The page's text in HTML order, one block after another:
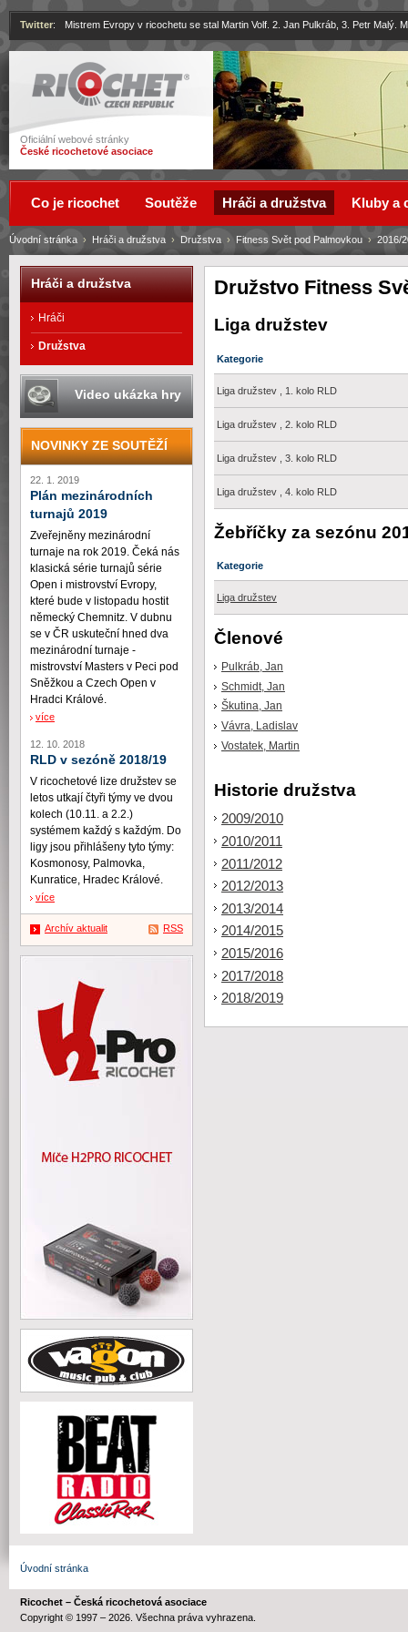
Ricochet
Oficiální webové stránky
České ricochetové asociace
Twitter: Mistrem Evropy v ricochetu se stal Martin Volf. 2. Jan Pulkráb, 3. Petr Malý.
Družstvo Fitness
Liga družstev
Kategorie
Liga družstev , 1. kolo RLD
Liga družstev , 2. kolo RLD
Liga družstev , 3. kolo RLD
Liga družstev , 4. kolo RLD
Žebříčky za sezónu
Kategorie
Liga družstev
Členové
Pulkráb, Jan
Schmidt, Jan
Škutina, Jan
Vávra, Ladislav
Vostatek, Martin
Historie družstva
2009/2010
2010/2011
2011/2012
2012/2013
2013/2014
2014/2015
2015/2016
2017/2018
2018/2019
Úvodní stránka › Hráči a družstva › Družstva › Fitness Svět pod Palmovkou › 2016/
Co je ricochet Soutěže Hráči a družstva Kluby a
Hráči a družstva
Hráči
Družstva
Video ukázka hry
NOVINKY ZE SOUTĚŽÍ
22. 1. 2019
Plán mezinárodních
turnajů 2019
Zveřejněny mezinárodní
turnaje na rok 2019. Čeká nás
klasická série turnajů série
Open i mistrovství Evropy,
které bude v listopadu hostit
německý Chemnitz. V dubnu
se v ČR uskuteční hned dva
mezinárodní turnaje -
mistrovství Masters v Peci pod
Sněžkou a Czech Open v
Hradci Králové.
více
12. 10. 2018
RLD v sezóně 2018/19
V ricochetové lize družstev se
letos utkají čtyři týmy ve dvou
kolech (10.11. a 2.2.)
systémem každý s každým. Do
ligy jsou přihlášeny tyto týmy:
Kosmonosy, Palmovka,
Kunratice, Hradec Králové.
více
Archív aktualit RSS
Úvodní stránka
Ricochet – Česká ricochetová asociace
Copyright © 1997 – 2026. Všechna práva vyhrazena.